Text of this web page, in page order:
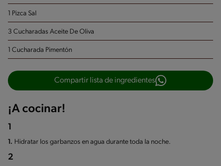
1 Pizca Sal
3 Cucharadas Aceite De Oliva
1 Cucharada Pimentón
Compartir lista de ingredientes
¡A cocinar!
1
1. Hidratar los garbanzos en agua durante toda la noche.
2